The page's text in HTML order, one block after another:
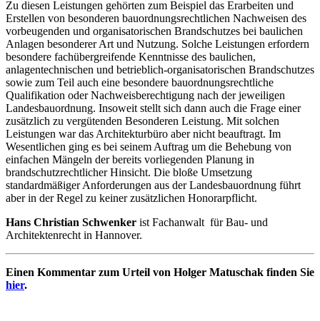
Zu diesen Leistungen gehörten zum Beispiel das Erarbeiten und
Erstellen von besonderen bauordnungsrechtlichen Nachweisen des
vorbeugenden und organisatorischen Brandschutzes bei baulichen
Anlagen besonderer Art und Nutzung. Solche Leistungen erfordern
besondere fachübergreifende Kenntnisse des baulichen,
anlagentechnischen und betrieblich-organisatorischen Brandschutzes
sowie zum Teil auch eine besondere bauordnungsrechtliche
Qualifikation oder Nachweisberechtigung nach der jeweiligen
Landesbauordnung. Insoweit stellt sich dann auch die Frage einer
zusätzlich zu vergütenden Besonderen Leistung. Mit solchen
Leistungen war das Architekturbüro aber nicht beauftragt. Im
Wesentlichen ging es bei seinem Auftrag um die Behebung von
einfachen Mängeln der bereits vorliegenden Planung in
brandschutzrechtlicher Hinsicht. Die bloße Umsetzung
standardmäßiger Anforderungen aus der Landesbauordnung führt
aber in der Regel zu keiner zusätzlichen Honorarpflicht.
Hans Christian Schwenker ist Fachanwalt für Bau- und
Architektenrecht in Hannover.
Einen Kommentar zum Urteil von Holger Matuschak finden Sie
hier.